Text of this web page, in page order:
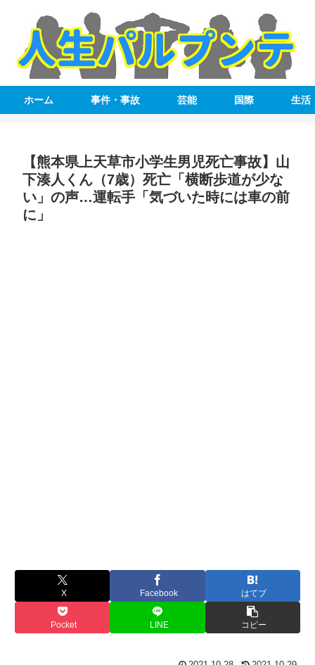
ホーム 事件・事故 芸能 国際 生活
【熊本県上天草市小学生男児死亡事故】山
下湊人くん（7歳）死亡「横断歩道が少な
い」の声…運転手「気づいた時には車の前
に」
X Facebook はてブ
Pocket LINE コピー